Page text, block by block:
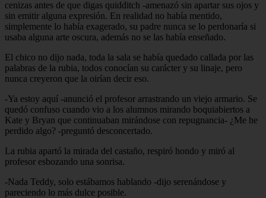
cenizas antes de que digas quidditch -amenazó sin apartar sus ojos y
sin emitir alguna expresión. En realidad no había mentido,
simplemente lo había exagerado, su padre nunca se lo perdonaría si
usaba alguna arte oscura, además no se las había enseñado.
El chico no dijo nada, toda la sala se había quedado callada por las
palabras de la rubia, todos conocían su carácter y su linaje, pero
nunca creyeron que la oirían decir eso.
-Ya estoy aquí -anunció el profesor arrastrando un viejo armario. Se
quedó confuso cuando vio a los alumnos mirando boquiabiertos a
Kate y Bryan que continuaban mirándose con repugnancia- ¿Me he
perdido algo? -preguntó desconcertado.
La rubia apartó la mirada del castaño, respiró hondo y miró al
profesor esbozando una sonrisa.
-Nada Teddy, solo estábamos hablando -dijo serenándose y
pareciendo lo más dulce posible.